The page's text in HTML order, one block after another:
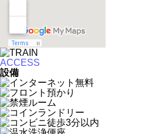
ACCESS
設備